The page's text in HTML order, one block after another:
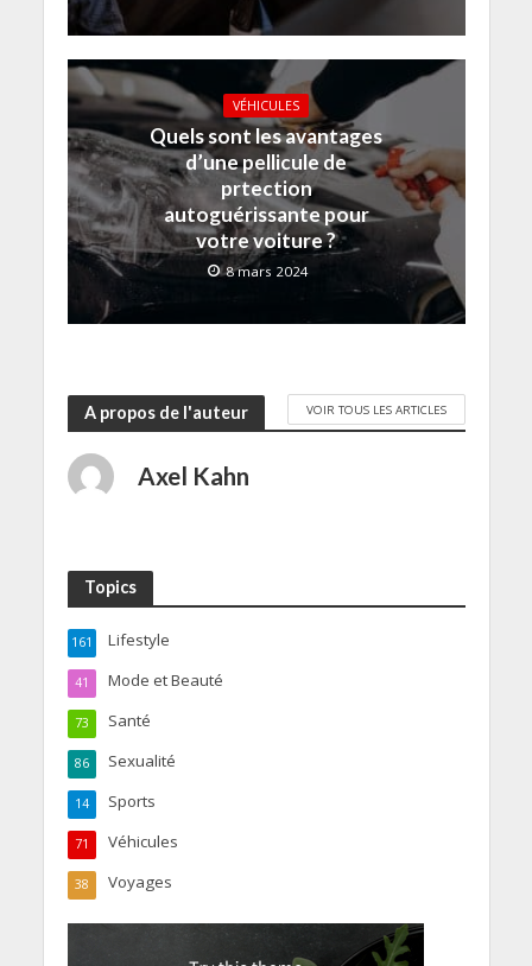
VÉHICULES
Quels sont les avantages
d’une pellicule de
prtection
autoguérissante pour
votre voiture ?
8 mars 2024
A propos de l'auteur VOIR TOUS LES ARTICLES
Axel Kahn
Topics
Lifestyle
161
Mode et Beauté
41
Santé
73
Sexualité
86
Sports
14
Véhicules
71
Voyages
38